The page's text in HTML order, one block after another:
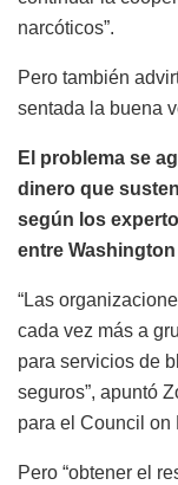
narcóticos”.
Pero también
sentada la buena
El problema se
dinero que
según los
entre
“Las
cada vez más a
para servicios de
seguros”, apuntó
para el Council on
Pero “obtener el